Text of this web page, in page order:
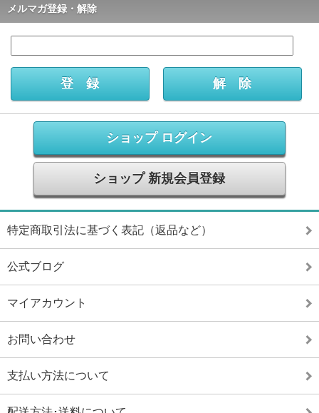
メルマガ登録・解除
ショップ ログイン
ショップ 新規会員登録
特定商取引法に基づく表記（返品など）
公式ブログ
マイアカウント
お問い合わせ
支払い方法について